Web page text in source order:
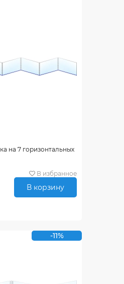
на 7 горизонтальных
В избранное
В корзину
-11%